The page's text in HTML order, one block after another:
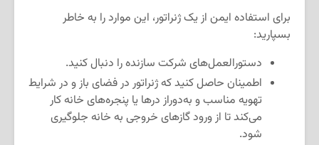
برای استفاده ایمن از یک ژنراتور، این موارد را به خاطر
بسپارید:
دستورالعمل‌های شرکت سازنده را دنبال کنید.
اطمینان حاصل کنید که ژنراتور در فضای باز و در شرایط
تهویه مناسب و به‌دوراز درها یا پنجره‌های خانه کار
می‌کند تا از ورود گازهای خروجی به خانه جلوگیری
شود.